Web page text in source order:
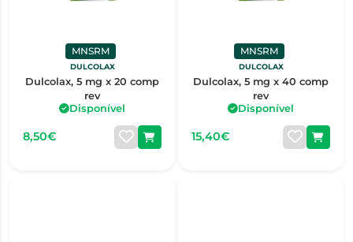
MNSRM
DULCOLAX
Dulcolax, 5 mg x 20 comp
rev
Disponível
8,50€
MNSRM
DULCOLAX
Dulcolax, 5 mg x 40 comp
rev
Disponível
15,40€